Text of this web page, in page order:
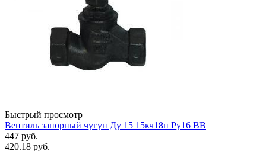
Быстрый просмотр
Вентиль запорный чугун Ду 15 15кч18п Ру16 ВВ
447 руб.
420.18 руб.